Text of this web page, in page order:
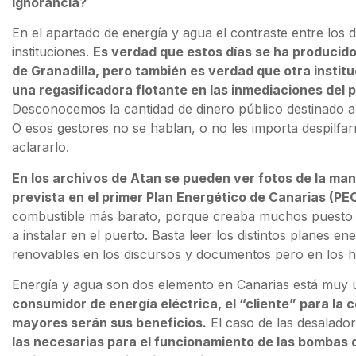
En el apartado de energía y agua el contraste entre
instituciones. Es verdad que estos días se ha
de Granadilla, pero también es verdad que otra
una regasificadora flotante en las inmediaciones del
Desconocemos la cantidad de dinero público
O esos gestores no se hablan, o no les importa
aclararlo.
En los archivos de Atan se pueden ver fotos de la
prevista en el primer Plan Energético de Canarias
combustible más barato, porque creaba muchos
a instalar en el puerto. Basta leer los distintos planes
renovables en los discursos y documentos pero en los
Energía y agua son dos elemento en Canarias está muy
consumidor de energía eléctrica, el “cliente” para la
mayores serán sus beneficios. El caso de las
las necesarias para el funcionamiento de las